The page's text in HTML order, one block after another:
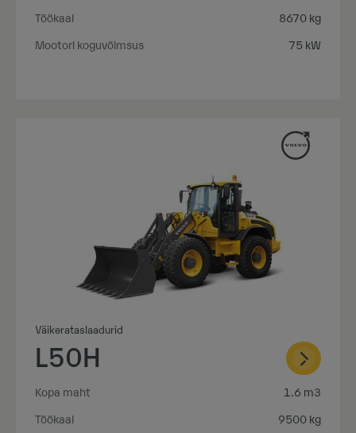
Töökaal
8670 kg
Mootori koguvõimsus
75 kW
Väikerataslaadurid
L50H
Kopa maht
1.6 m3
Töökaal
9500 kg